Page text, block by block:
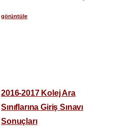
görüntüle
2016-2017 Kolej Ara
Sınıflarına Giriş Sınavı
Sonuçları